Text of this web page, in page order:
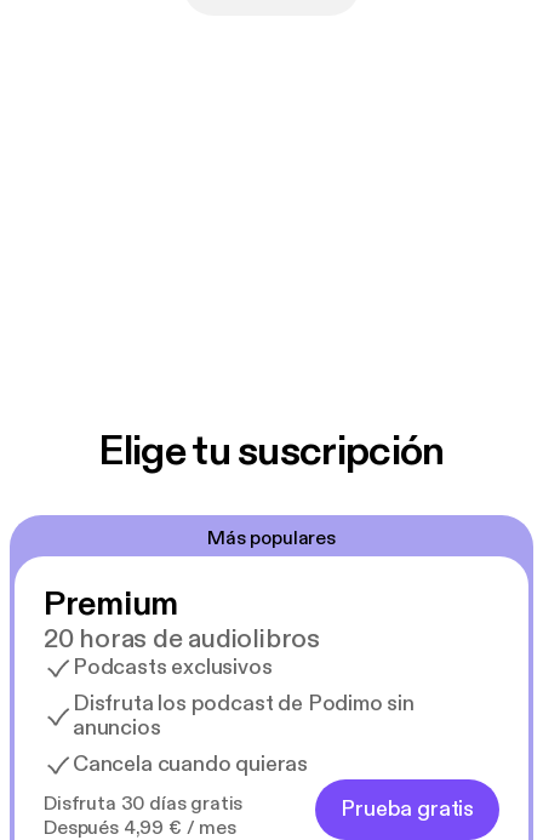
Elige tu suscripción
Más populares
Premium
20 horas de audiolibros
Podcasts exclusivos
Disfruta los podcast de Podimo sin
anuncios
Cancela cuando quieras
Disfruta 30 días gratis
Después 4,99 € / mes
Prueba gratis